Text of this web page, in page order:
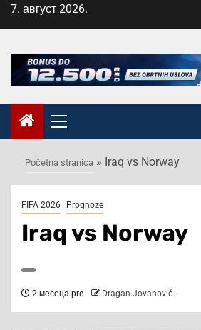
Skip7. август 2026.
Primary
Menu
Početna stranica » Iraq vs Norway
FIFA 2026 Prognoze
Iraq vs Norway
2 месеца pre Dragan Jovanović